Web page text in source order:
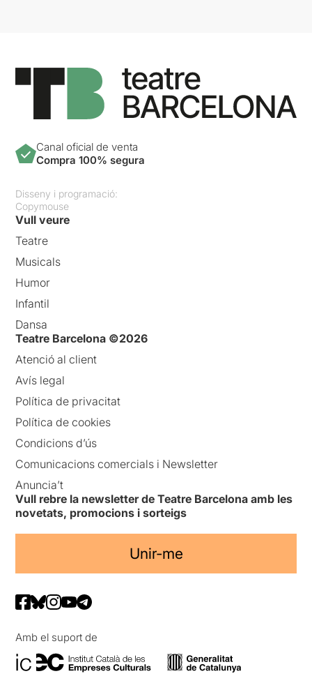
Canal oficial de venta
Compra 100% segura
Disseny i programació:
Copymouse
Vull veure
Teatre
Musicals
Humor
Infantil
Dansa
Teatre Barcelona ©2026
Atenció al client
Avís legal
Política de privacitat
Política de cookies
Condicions d’ús
Comunicacions comercials i Newsletter
Anuncia’t
Vull rebre la newsletter de Teatre Barcelona amb les
novetats, promocions i sorteigs
Unir-me
Amb el suport de